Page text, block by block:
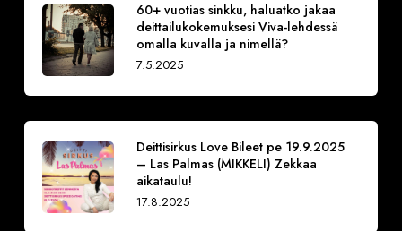
60+ vuotias sinkku, haluatko jakaa
deittailukokemuksesi Viva-lehdessä
omalla kuvalla ja nimellä?
7.5.2025
Deittisirkus Love Bileet pe 19.9.2025
– Las Palmas (MIKKELI) Zekkaa
aikataulu!
17.8.2025